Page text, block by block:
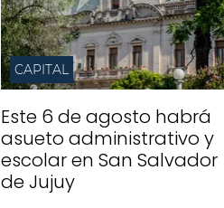
CAPITAL
Este 6 de agosto habrá
asueto administrativo y
escolar en San Salvador
de Jujuy